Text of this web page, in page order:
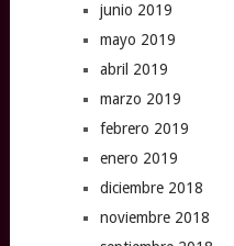
junio 2019
mayo 2019
abril 2019
marzo 2019
febrero 2019
enero 2019
diciembre 2018
noviembre 2018